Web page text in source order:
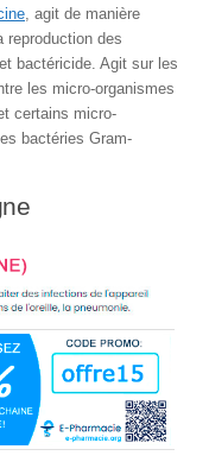
, agit de manière
reproduction des
bactéricide. Agit sur les
les micro-organismes
certains micro-
bactéries Gram-